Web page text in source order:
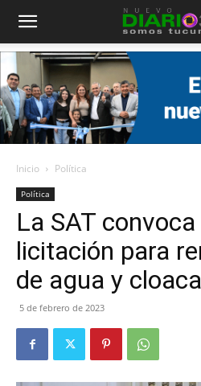
Diario
360
Inicio Política
Política
La SAT
licitación para
de agua y
5 de febrero de 2023